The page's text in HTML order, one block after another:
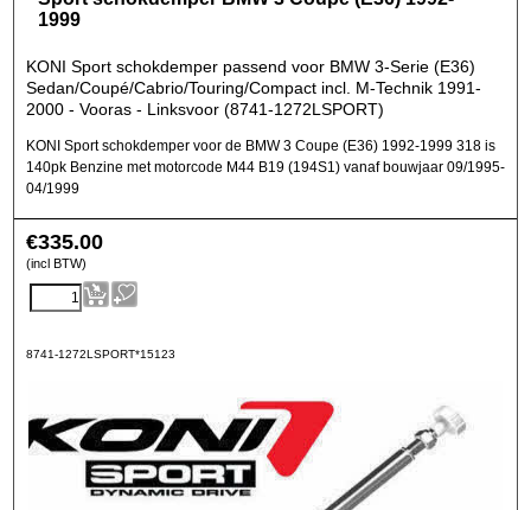
1999
KONI Sport schokdemper passend voor BMW 3-Serie (E36)
Sedan/Coupé/Cabrio/Touring/Compact incl. M-Technik 1991-
2000 - Vooras - Linksvoor (8741-1272LSPORT)
KONI Sport schokdemper voor de BMW 3 Coupe (E36) 1992-1999 318 is
140pk Benzine met motorcode M44 B19 (194S1) vanaf bouwjaar 09/1995-
04/1999
€335.00
(incl BTW)
8741-1272LSPORT*15123